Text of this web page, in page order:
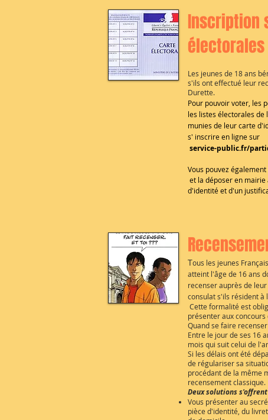
Inscription
électorales
Les jeunes de 18 ans
s'ils ont effectué leur
Durette.
Pour pouvoir voter, les
les listes électorales
munies de leur carte
s' inscrire en ligne sur
service-public.fr/
Vous pouvez
et la déposer en mairie
d'identité et d'un
Tous les jeunes
atteint l'âge de 16 ans
recenser auprès de
consulat s'ils résident à
Cette formalité est
présenter aux
Quand se faire recenser
Entre le jour de ses 16
mois qui suit celui de
Si les délais ont été
de régulariser sa
procédant de la même
recensement classique.
Deux solutions s'offrent
Vous présenter au
pièce d'identité, du